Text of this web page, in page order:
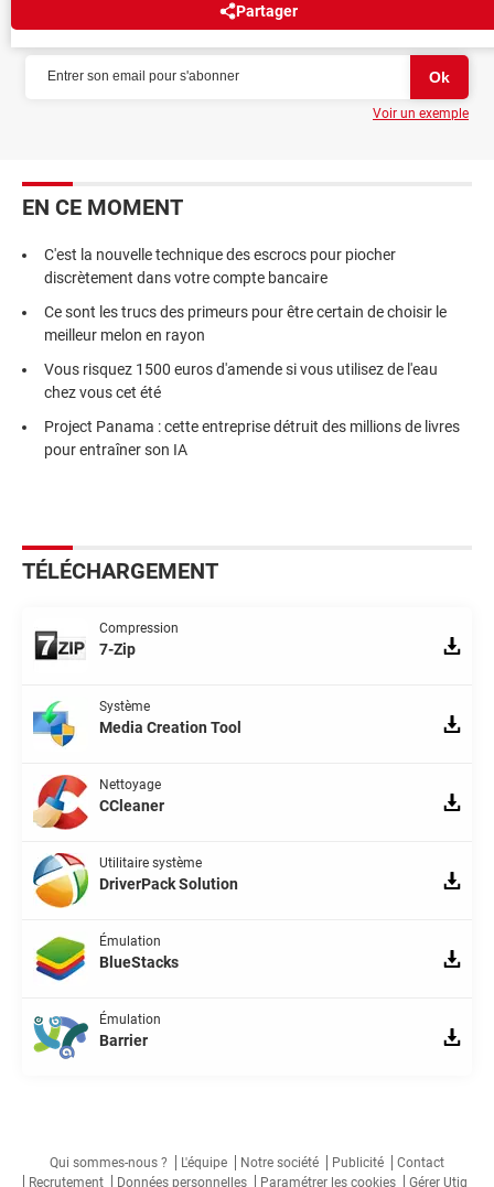
Partager
NEWSLETTER
Voir un exemple
EN CE MOMENT
C'est la nouvelle technique des escrocs pour piocher
discrètement dans votre compte bancaire
Ce sont les trucs des primeurs pour être certain de choisir le
meilleur melon en rayon
Vous risquez 1500 euros d'amende si vous utilisez de l'eau
chez vous cet été
Project Panama : cette entreprise détruit des millions de livres
pour entraîner son IA
TÉLÉCHARGEMENT
Compression
7-Zip
Système
Media Creation Tool
Nettoyage
CCleaner
Utilitaire système
DriverPack Solution
Émulation
BlueStacks
Émulation
Barrier
Qui sommes-nous ? L'équipe Notre société Publicité
Contact
Recrutement
Données personnelles Paramétrer les cookies Gérer Utiq